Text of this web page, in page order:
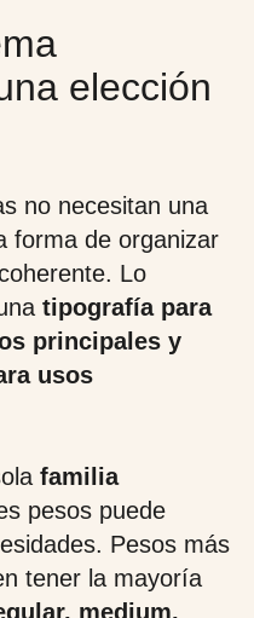
elección
no necesitan una
forma de organizar
Lo
tipografía para
principales y
usos
familia
pesos puede
Pesos más
tener la mayoría
medium,